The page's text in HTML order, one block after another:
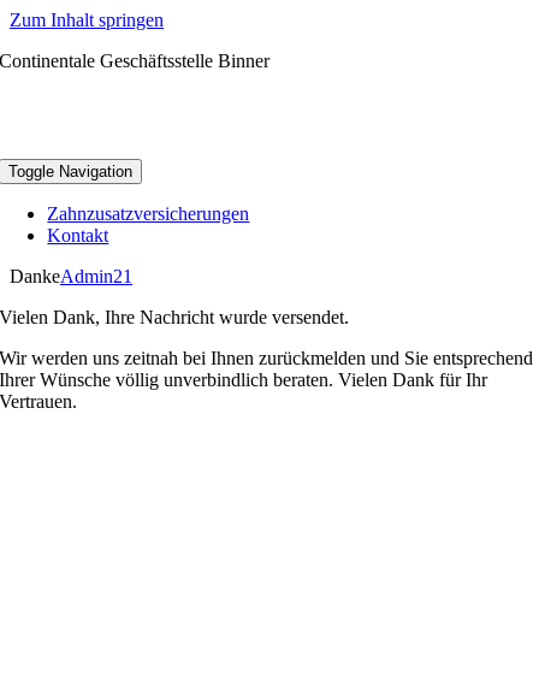
Zum Inhalt springen
Continentale Geschäftsstelle Binner
Toggle Navigation
Zahnzusatzversicherungen
Kontakt
DankeAdmin21
Vielen Dank, Ihre Nachricht wurde versendet.
Wir werden uns zeitnah bei Ihnen zurückmelden und Sie entsprechend
Ihrer Wünsche völlig unverbindlich beraten. Vielen Dank für Ihr
Vertrauen.